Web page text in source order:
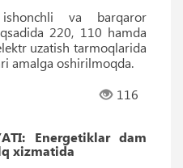
va barqaror
220, 110 hamda
uzatish tarmoqlarida
amalga oshirilmoqda.
116
Energetiklar dam
xizmatida